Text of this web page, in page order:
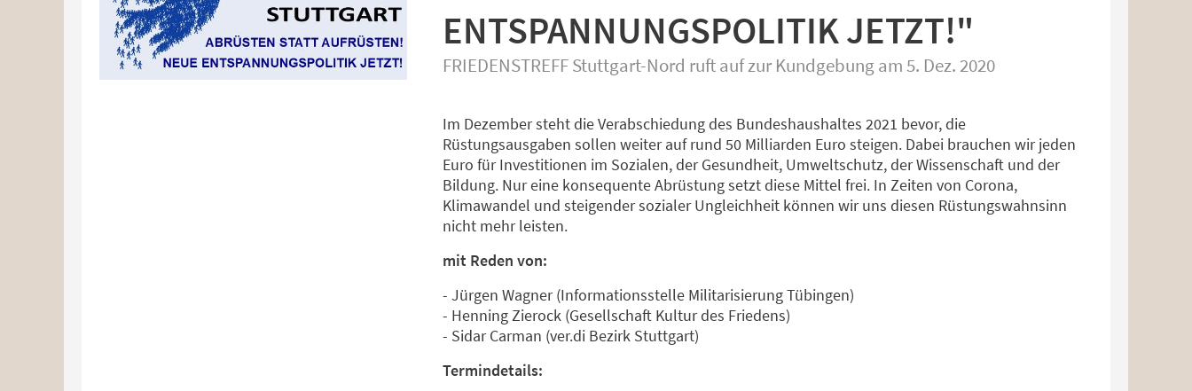
ENTSPANNUNGSPOLITIK JETZT!"
FRIEDENSTREFF Stuttgart-Nord ruft auf zur Kundgebung am 5. Dez. 2020
Im Dezember steht die Verabschiedung des Bundeshaushaltes 2021 bevor, die
Rüstungsausgaben sollen weiter auf rund 50 Milliarden Euro steigen. Dabei brauchen wir jeden
Euro für Investitionen im Sozialen, der Gesundheit, Umweltschutz, der Wissenschaft und der
Bildung. Nur eine konsequente Abrüstung setzt diese Mittel frei. In Zeiten von Corona,
Klimawandel und steigender sozialer Ungleichheit können wir uns diesen Rüstungswahnsinn
nicht mehr leisten.
mit Reden von:
- Jürgen Wagner (Informationsstelle Militarisierung Tübingen)
- Henning Zierock (Gesellschaft Kultur des Friedens)
- Sidar Carman (ver.di Bezirk Stuttgart)
Termindetails: